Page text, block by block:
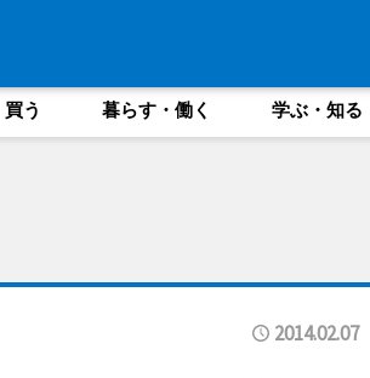
買う 暮らす・働く 学ぶ・知る
2014.02.07